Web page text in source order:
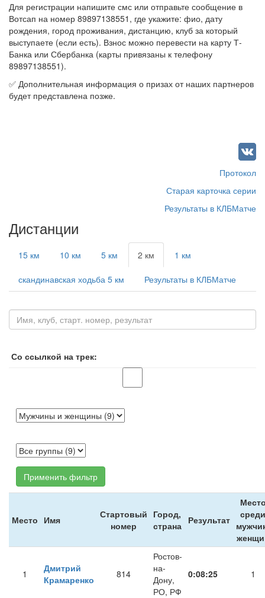
Для регистрации напишите смс или отправьте сообщение в
Вотсап на номер 89897138551, где укажите: фио, дату
рождения, город проживания, дистанцию, клуб за который
выступаете (если есть). Взнос можно перевести на карту Т-
Банка или Сбербанка (карты привязаны к телефону
89897138551).
✅ Дополнительная информация о призах от наших партнеров
будет представлена позже.
Протокол
Старая карточка серии
Результаты в КЛБМатче
Дистанции
15 км 10 км 5 км 2 км 1 км
скандинавская ходьба 5 км Результаты в КЛБМатче
Со ссылкой на трек:
Применить фильтр
Место Имя
Стартовый
номер
Город,
страна Результат
среди
1
Дмитрий
Крамаренко
814
Ростов-
на-
Дону,
РО, РФ
0:08:25 1